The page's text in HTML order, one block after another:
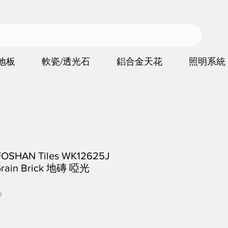
板 軟瓷/透光石 鋁合金天花 照明系統
Tiles WK12625J
Brick 地磚 啞光